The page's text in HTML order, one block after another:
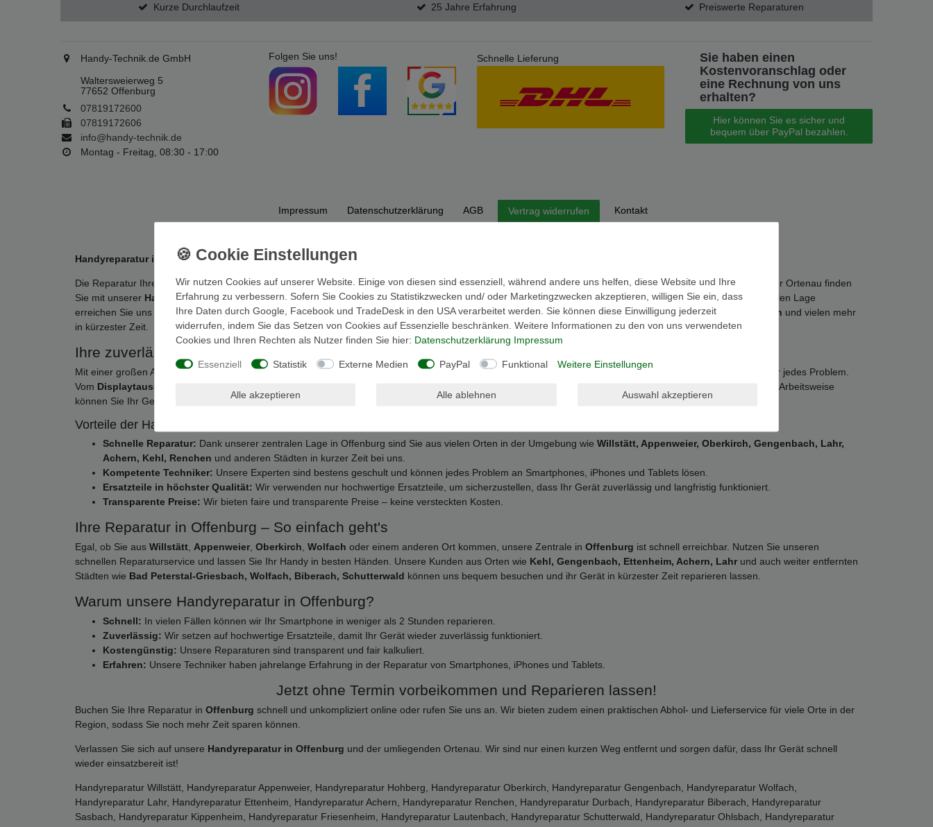
Kurze Durchlaufzeit 25 Jahre Erfahrung Preiswerte Reparaturen
Handy-Technik.de GmbH
Waltersweierweg 5
77652 Offenburg
07819172600
07819172606
info@handy-technik.de
Montag - Freitag, 08:30 - 17:00
Folgen Sie uns! Schnelle Lieferung
Sie haben einen
Kostenvoranschlag oder
eine Rechnung von uns
erhalten?
Hier können Sie es sicher und
bequem über PayPal bezahlen.
Impressum Daten­schutz­erklärung AGB Vertrag widerrufen Kontakt
Handyreparatur in der Ortenau: Schnell und zuverlässig in Offenburg und Umgebung
Die Reparatur Ihres Handys muss nicht kompliziert sein! Egal, ob das Display gesprungen ist, der Akku schwächelt oder das Gerät nicht mehr funktioniert – in der Ortenau finden
Sie mit unserer Handyreparatur-Zentrale inOffenburg einen zuverlässigen Partner. Wir bieten schnellen und professionellen Service, und dank unserer zentralen Lage
erreichen Sie uns aus den umliegenden Städten wieWillstätt, Appenweier, Hohberg, Oberkirch, Gengenbach, Wolfach, Lahr, Ettenheim, Achern, Renchen und vielen mehr
in kürzester Zeit.
Ihre zuverlässige Handyreparatur in der Ortenau: Mehr als nur ein Service
Mit einer großen Auswahl an Reparaturdienstleistungen für Smartphones und Tablets bieten wir Ihnen in unserer Zentrale in Offenburg
schnelle Lösungen für jedes Problem.
Vom Displaytausch
– wir haben die passende Lösung für Ihr Gerät. Durch unsere schnelle und effiziente Arbeitsweise
können Sie Ihr Gerät oft noch am gleichen Tag zurückbekommen.
Vorteile der Handyreparatur in Offenburg:
Schnelle Reparatur: Dank unserer zentralen Lage in Offenburg sind Sie aus vielen Orten in der Umgebung wie Willstätt, Appenweier, Oberkirch, Gengenbach, Lahr,
Achern, Kehl, Renchen und anderen Städten in kurzer Zeit bei uns.
Kompetente Techniker: Unsere Experten sind bestens geschult und können jedes Problem an Smartphones, iPhones und Tablets lösen.
Ersatzteile in höchster Qualität: Wir verwenden nur hochwertige Ersatzteile, um sicherzustellen, dass Ihr Gerät zuverlässig und langfristig funktioniert.
Transparente Preise: Wir bieten faire und transparente Preise – keine versteckten Kosten.
Ihre Reparatur in Offenburg – So einfach geht's
Egal, ob Sie aus Willstätt, Appenweier, Oberkirch, Wolfach oder einem anderen Ort kommen, unsere Zentrale in Offenburg ist schnell erreichbar. Nutzen Sie unseren
schnellen Reparaturservice und lassen Sie Ihr Handy in besten Händen. Unsere Kunden aus Orten wie Kehl, Gengenbach, Ettenheim, Achern, Lahr und auch weiter entfernten
Städten wie Bad Peterstal-Griesbach, Wolfach, Biberach, Schutterwald können uns bequem besuchen und ihr Gerät in kürzester Zeit reparieren lassen.
Warum unsere Handyreparatur in Offenburg?
Schnell: In vielen Fällen können wir Ihr Smartphone in weniger als 2 Stunden reparieren.
Zuverlässig: Wir setzen auf hochwertige Ersatzteile, damit Ihr Gerät wieder zuverlässig funktioniert.
Kostengünstig: Unsere Reparaturen sind transparent und fair kalkuliert.
Erfahren: Unsere Techniker haben jahrelange Erfahrung in der Reparatur von Smartphones, iPhones und Tablets.
Jetzt ohne Termin vorbeikommen und Reparieren lassen!
Buchen Sie Ihre Reparatur in Offenburg schnell und unkompliziert online oder rufen Sie uns an. Wir bieten zudem einen praktischen Abhol- und Lieferservice für viele Orte in der
Region, sodass Sie noch mehr Zeit sparen können.
Verlassen Sie sich auf unsere Handyreparatur in Offenburg und der umliegenden Ortenau. Wir sind nur einen kurzen Weg entfernt und sorgen dafür, dass Ihr Gerät schnell
wieder einsatzbereit ist!
Handyreparatur Willstätt, Handyreparatur Appenweier, Handyreparatur Hohberg, Handyreparatur Oberkirch, Handyreparatur Gengenbach, Handyreparatur Wolfach,
Handyreparatur Lahr, Handyreparatur Ettenheim, Handyreparatur Achern, Handyreparatur Renchen, Handyreparatur Durbach, Handyreparatur Biberach, Handyreparatur
Sasbach, Handyreparatur Kippenheim, Handyreparatur Friesenheim, Handyreparatur Lautenbach, Handyreparatur Schutterwald, Handyreparatur Ohlsbach, Handyreparatur
Wir nutzen Cookies auf unserer Website. Einige von diesen sind essenziell, während andere uns helfen, diese Website und Ihre
Erfahrung zu verbessern. Sofern Sie Cookies zu Statistikzwecken und/ oder Marketingzwecken akzeptieren, willigen Sie ein, dass
Ihre Daten durch Google, Facebook und TradeDesk in den USA verarbeitet werden. Sie können diese Einwilligung jederzeit
widerrufen, indem Sie das Setzen von Cookies auf Essenzielle beschränken. Weitere Informationen zu den von uns verwendeten
Cookies und Ihren Rechten als Nutzer finden Sie hier: Daten­schutz­erklärung Impressum
Essenziell Statistik Externe Medien PayPal Funktional Weitere Einstellungen
Alle akzeptieren Alle ablehnen Auswahl akzeptieren